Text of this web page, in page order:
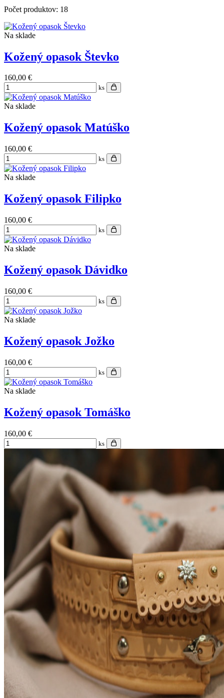
Počet produktov: 18
Na sklade
Kožený opasok Števko
160,00 €
ks
Na sklade
Kožený opasok Matúško
160,00 €
ks
Na sklade
Kožený opasok Filipko
160,00 €
ks
Na sklade
Kožený opasok Dávidko
160,00 €
ks
Na sklade
Kožený opasok Jožko
160,00 €
ks
Na sklade
Kožený opasok Tomáško
160,00 €
ks